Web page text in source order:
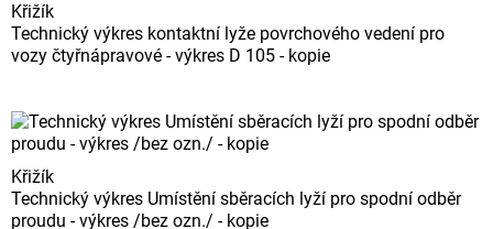
Křižík
Technický výkres kontaktní lyže povrchového vedení pro
vozy čtyřnápravové - výkres D 105 - kopie
Křižík
Technický výkres Umístění sběracích lyží pro spodní odběr
proudu - výkres /bez ozn./ - kopie